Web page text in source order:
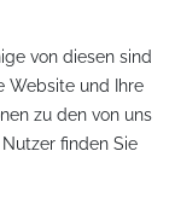
von diesen sind
Website und Ihre
zu den von uns
finden Sie